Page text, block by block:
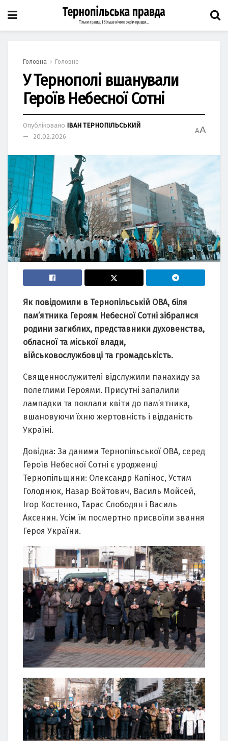
Головна Головне
У Тернополі вшанували
Героїв Небесної Сотні
Опубліковано ІВАН ТЕРНОПІЛЬСЬКИЙ
20.02.2026
AA
Як повідомили в Тернопільській ОВА, біля
пам’ятника Героям Небесної Сотні зібралися
родини загиблих, представники духовенства,
обласної та міської влади,
військовослужбовці та громадськість.
Священнослужителі відслужили панахиду за
полеглими Героями. Присутні запалили
лампадки та поклали квіти до пам’ятника,
вшановуючи їхню жертовність і відданість
Україні.
Довідка: За даними Тернопільської ОВА, серед
Героїв Небесної Сотні є уродженці
Тернопільщини: Олександр Капінос, Устим
Голоднюк, Назар Войтович, Василь Мойсей,
Ігор Костенко, Тарас Слободян і Василь
Аксенин. Усім їм посмертно присвоїли звання
Героя України.